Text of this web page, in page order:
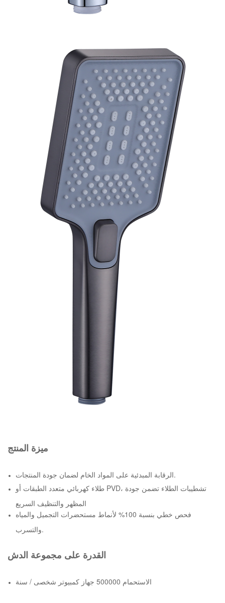
ميزة المنتج
الرقابة المبدئية على المواد الخام لضمان جودة المنتجات.
طلاء كهربائي متعدد الطبقات أو PVD، تشطيبات الطلاء تضمن جودة
المظهر والتنظيف السريع
فحص خطي بنسبة 100% لأنماط مستحضرات التجميل والمياه
القدرة على مجموعة الدش
الاستحمام 500000 جهاز كمبيوتر شخصى / سنة